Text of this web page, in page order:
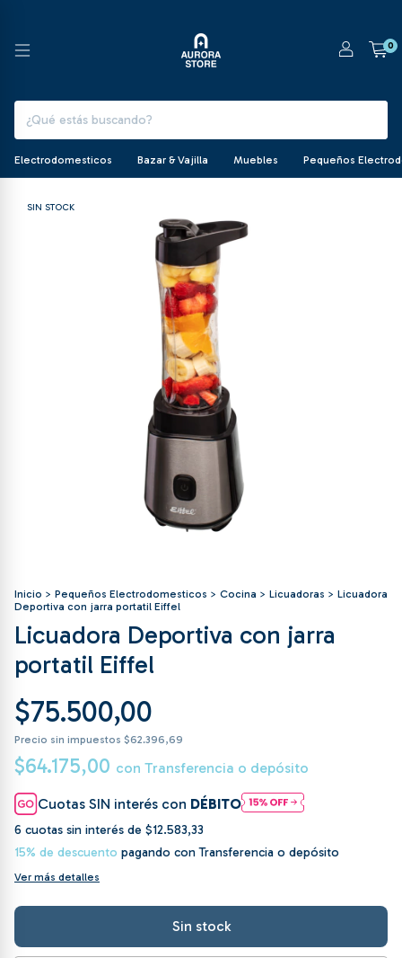
0
Electrodomesticos Bazar & Vajilla Muebles Pequeños
SIN STOCK
Inicio > Pequeños Electrodomesticos > Cocina > Licuadoras > Licuadora
Deportiva con jarra portatil Eiffel
Licuadora Deportiva con jarra
portatil Eiffel
$75.500,00
Precio sin impuestos $62.396,69
$64.175,00 con Transferencia o depósito
Cuotas SIN interés con DÉBITO
6 cuotas sin interés de $12.583,33
15% de descuento pagando con Transferencia o depósito
Ver más detalles